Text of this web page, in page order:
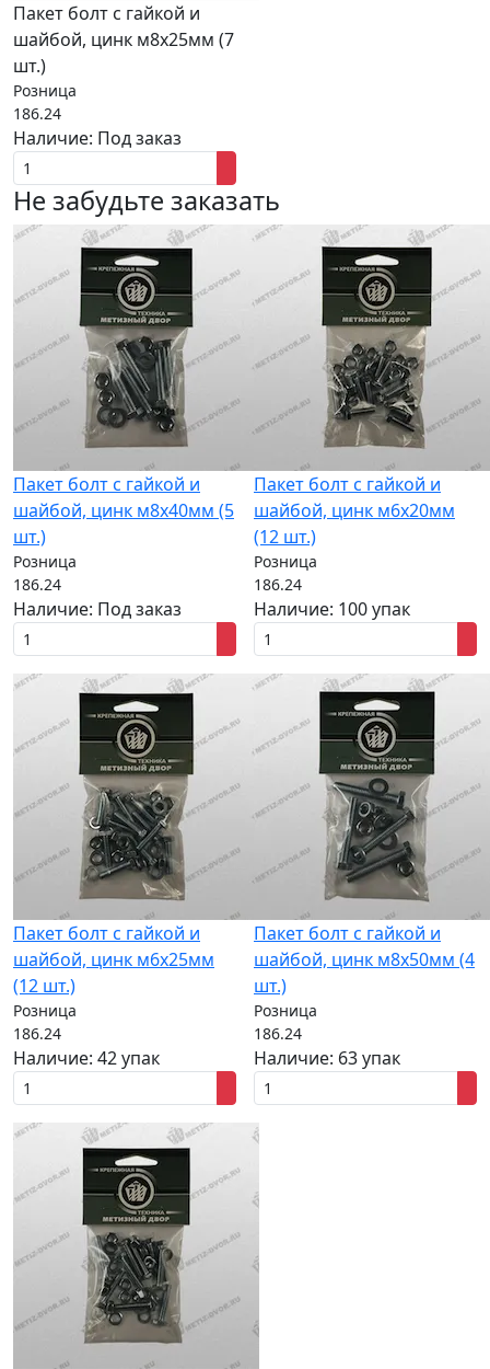
Пакет болт с гайкой и
шайбой, цинк м8х25мм (7
шт.)
Розница
186.24
Наличие: Под заказ
Не забудьте заказать
Пакет болт с гайкой и
шайбой, цинк м8х40мм (5
шт.)
Розница
186.24
Наличие: Под заказ
Пакет болт с гайкой и
шайбой, цинк м6х20мм
(12 шт.)
Розница
186.24
Наличие: 100 упак
Пакет болт с гайкой и
шайбой, цинк м6х25мм
(12 шт.)
Розница
186.24
Наличие: 42 упак
Пакет болт с гайкой и
шайбой, цинк м8х50мм (4
шт.)
Розница
186.24
Наличие: 63 упак